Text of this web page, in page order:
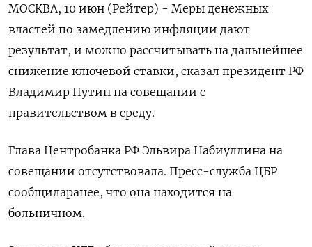
МОСКВА, 10 июн (Рейтер) - Меры денежных
властей по замедлению инфляции дают
результат, и можно рассчитывать на дальнейшее
снижение ключевой ставки, сказал президент РФ
Владимир ‌Путин на совещании с
правительством в среду.
Глава Центробанка РФ Эльвира Набиуллина на
совещании отсутствовала. Пресс-служба ЦБР
сообщиларанее, что она находится на
больничном.